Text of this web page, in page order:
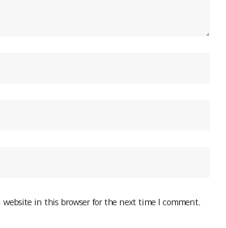
in this browser for the next time I comment.